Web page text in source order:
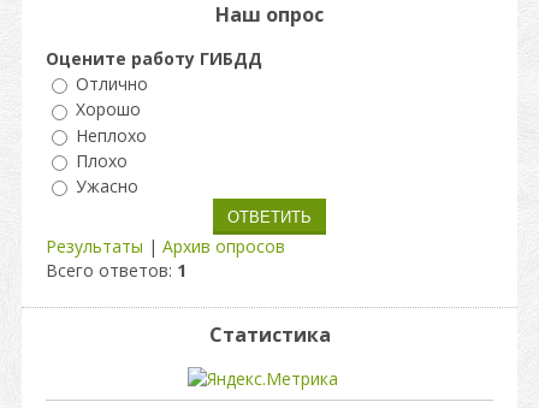
Наш опрос
Оцените работу ГИБДД
Отлично
Хорошо
Неплохо
Плохо
Ужасно
Результаты | Архив опросов
Всего ответов: 1
Статистика